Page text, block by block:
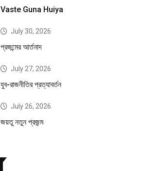
Vaste Guna Huiya
July 30, 2026
প্রজন্মের আর্তনাদ
July 27, 2026
যুব-রাজনীতির প্রত্যাবর্তন
July 26, 2026
জয়তু নতুন প্রজন্ম